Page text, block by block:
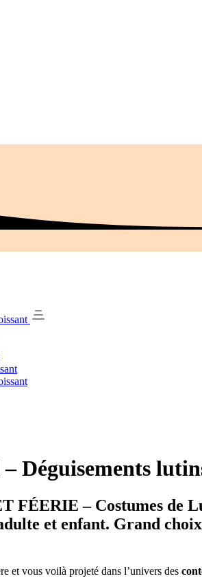
Déguisements
FÉERIE – Costumes de
et enfant. Grand
et vous voilà projeté dans l’univers des